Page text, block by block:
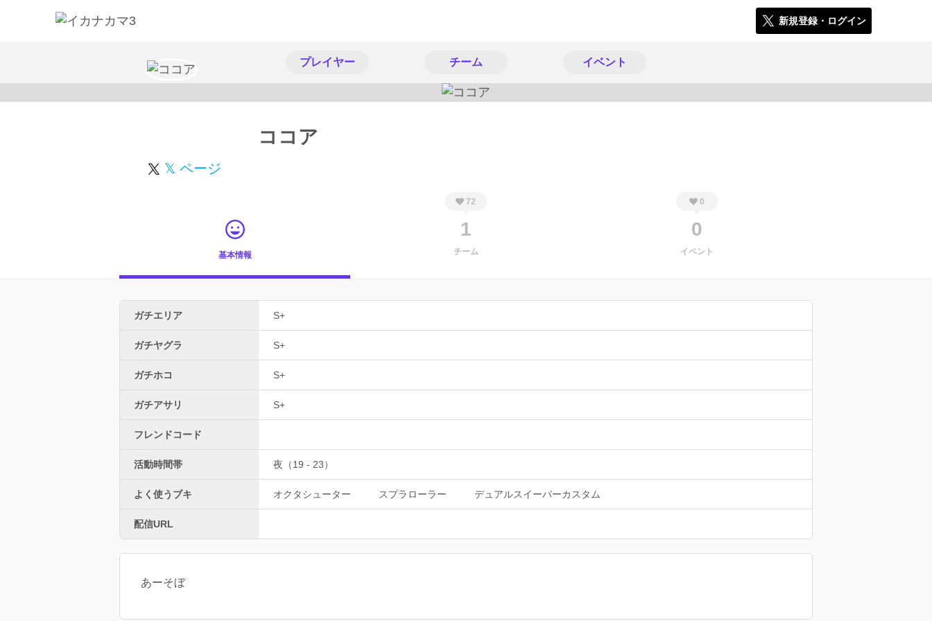
新規登録・ログイン
プレイヤー チーム イベント
ココア
𝕏 ページ
基本情報
72
1
チーム
0
0
イベント
ガチエリア S+
ガチヤグラ S+
ガチホコ S+
ガチアサリ S+
フレンドコード
活動時間帯 夜（19 - 23）
よく使うブキ オクタシューター スプラローラー デュアルスイーパーカスタム
配信URL
あーそぼ